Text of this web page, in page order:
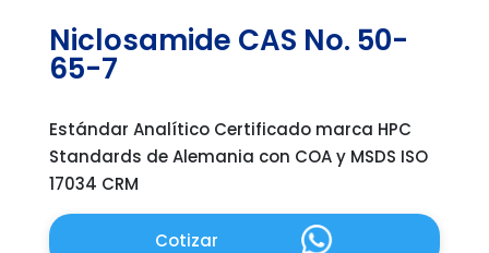
Niclosamide CAS No. 50-
65-7
Estándar Analítico Certificado marca HPC
Standards de Alemania con COA y MSDS ISO
17034 CRM
Cotizar